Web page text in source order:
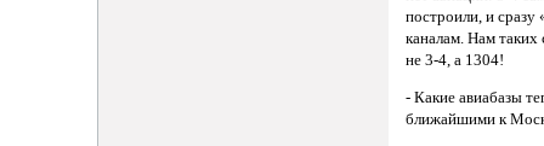
построили, и сразу
каналам. Нам
не 3-4, а 1304!
- Какие авиабазы
ближайшими к